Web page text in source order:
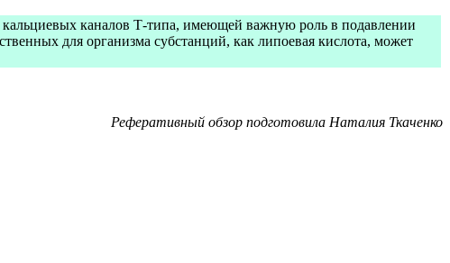
каналов Т-типа, имеющей важную роль в подавлении
для организма субстанций, как липоевая кислота, может
Реферативный обзор подготовила Наталия Ткаченко